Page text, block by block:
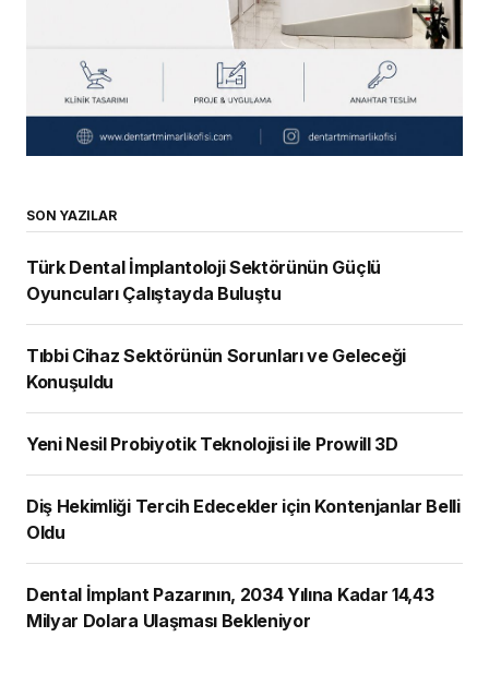
SON YAZILAR
Türk Dental İmplantoloji Sektörünün Güçlü
Oyuncuları Çalıştayda Buluştu
Tıbbi Cihaz Sektörünün Sorunları ve Geleceği
Konuşuldu
Yeni Nesil Probiyotik Teknolojisi ile Prowill 3D
Diş Hekimliği Tercih Edecekler için Kontenjanlar Belli
Oldu
Dental İmplant Pazarının, 2034 Yılına Kadar 14,43
Milyar Dolara Ulaşması Bekleniyor